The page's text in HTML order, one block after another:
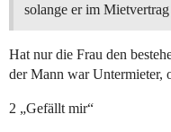
solange er im Mietvertrag
Hat nur die Frau den
der Mann war Untermieter,
2 „Gefällt mir“